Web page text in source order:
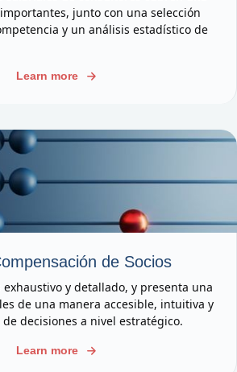
junto con una selección
y un análisis estadístico de
Learn more
de Socios
y detallado, y presenta una
de una manera accesible, intuitiva y
decisiones a nivel estratégico.
Learn more